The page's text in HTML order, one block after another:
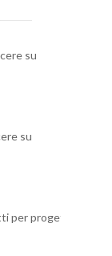
su
su
per progetti